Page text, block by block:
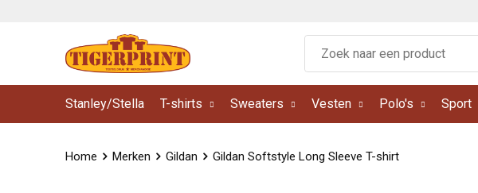
Stanley/Stella T-shirts Sweaters Vesten Polo's Sport
Home Merken Gildan Gildan Softstyle Long Sleeve T-shirt